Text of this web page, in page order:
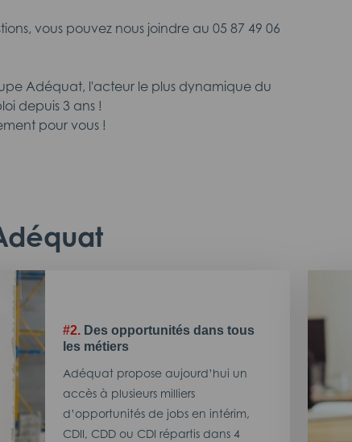
vous pouvez nous joindre au 05 87 49 06
Adéquat, l'acteur le plus dynamique du
depuis 3 ans !
pour vous !
#2. Des opportunités dans tous
les métiers
Adéquat propose aujourd’hui un
accès à plusieurs milliers
d’opportunités de jobs en intérim,
CDII, CDD ou CDI répartis dans 4